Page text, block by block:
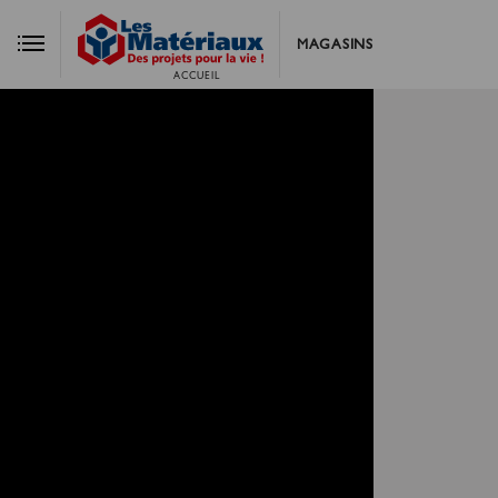
ACCUEIL
MAGASINS